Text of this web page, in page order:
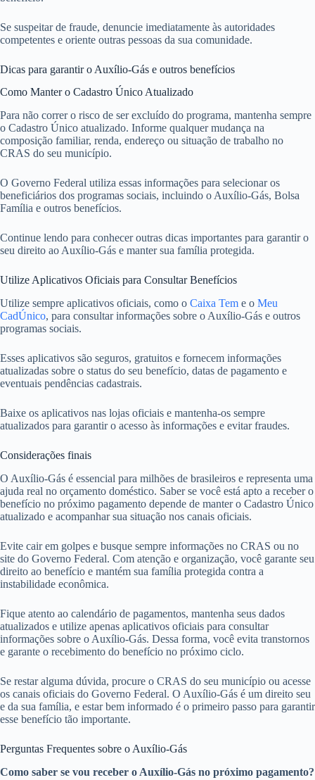
Se suspeitar de fraude, denuncie imediatamente às autoridades
competentes e oriente outras pessoas da sua comunidade.
Dicas para garantir o Auxílio-Gás e outros benefícios
Como Manter o Cadastro Único Atualizado
Para não correr o risco de ser excluído do programa, mantenha sempre
o Cadastro Único atualizado. Informe qualquer mudança na
composição familiar, renda, endereço ou situação de trabalho no
CRAS do seu município.
O Governo Federal utiliza essas informações para selecionar os
beneficiários dos programas sociais, incluindo o Auxílio-Gás, Bolsa
Família e outros benefícios.
Continue lendo para conhecer outras dicas importantes para garantir o
seu direito ao Auxílio-Gás e manter sua família protegida.
Utilize Aplicativos Oficiais para Consultar Benefícios
Utilize sempre aplicativos oficiais, como o Caixa Tem e o Meu
CadÚnico, para consultar informações sobre o Auxílio-Gás e outros
programas sociais.
Esses aplicativos são seguros, gratuitos e fornecem informações
atualizadas sobre o status do seu benefício, datas de pagamento e
eventuais pendências cadastrais.
Baixe os aplicativos nas lojas oficiais e mantenha-os sempre
atualizados para garantir o acesso às informações e evitar fraudes.
Considerações finais
O Auxílio-Gás é essencial para milhões de brasileiros e representa uma
ajuda real no orçamento doméstico. Saber se você está apto a receber o
benefício no próximo pagamento depende de manter o Cadastro Único
atualizado e acompanhar sua situação nos canais oficiais.
Evite cair em golpes e busque sempre informações no CRAS ou no
site do Governo Federal. Com atenção e organização, você garante seu
direito ao benefício e mantém sua família protegida contra a
instabilidade econômica.
Fique atento ao calendário de pagamentos, mantenha seus dados
atualizados e utilize apenas aplicativos oficiais para consultar
informações sobre o Auxílio-Gás. Dessa forma, você evita transtornos
e garante o recebimento do benefício no próximo ciclo.
Se restar alguma dúvida, procure o CRAS do seu município ou acesse
os canais oficiais do Governo Federal. O Auxílio-Gás é um direito seu
e da sua família, e estar bem informado é o primeiro passo para garantir
esse benefício tão importante.
Perguntas Frequentes sobre o Auxílio-Gás
Como saber se vou receber o Auxílio-Gás no próximo pagamento?